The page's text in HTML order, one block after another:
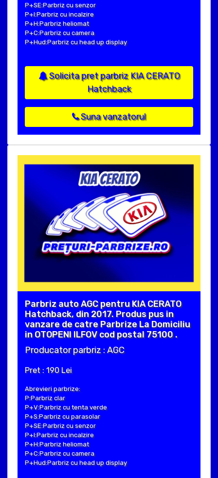
P+SE:Parbriz cu senzor
P+I:Parbriz cu incalzire
P+H:Parbriz heliomat
P+C:Parbriz cu camera
P+Hud:Parbriz cu head up display
Solicita pret parbriz KIA CERATO
Hatchback
Suna vanzatorul
Parbriz auto AGC pentru KIA CERATO
Hatchback, din 2017. Produs pus in
vanzare de catre Parbrize La Domiciliu
in OTOPENI ILFOV cod postal 75100 .
Producator parbriz : AGC
Pret : 190 Lei
Abrevieri parbrize:
P:Parbriz clar
P+V:Parbriz cu tenta verde
P+S:Parbriz cu parasolar
P+SE:Parbriz cu senzor
P+I:Parbriz cu incalzire
P+H:Parbriz heliomat
P+C:Parbriz cu camera
P+Hud:Parbriz cu head up display